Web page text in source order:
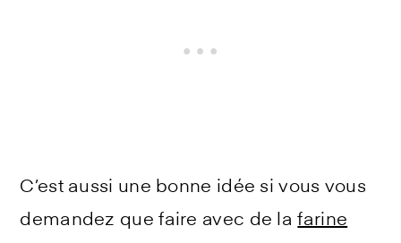
C’est aussi une bonne idée si vous vous
demandez que faire avec de lafarine